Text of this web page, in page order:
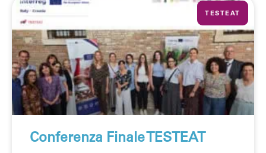
TESTEAT
Conferenza Finale TESTEAT